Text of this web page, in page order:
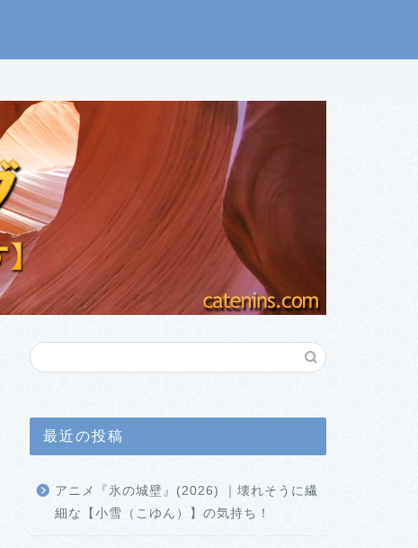
最近の投稿
アニメ『氷の城壁』(2026) ｜壊れそうに繊
細な【小雪（こゆん）】の気持ち！